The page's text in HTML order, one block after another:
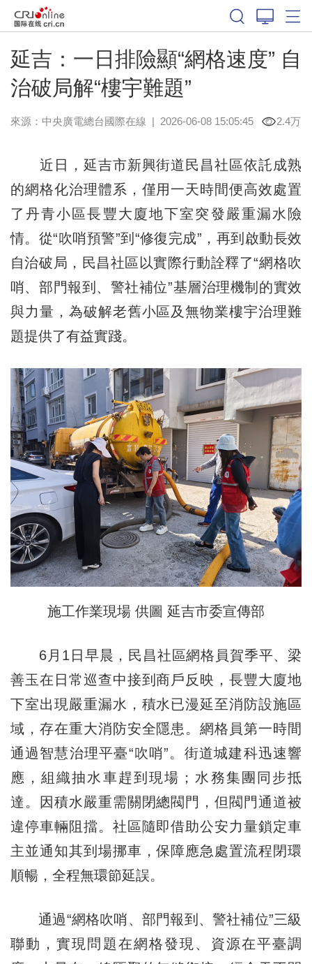
延吉：一日排險顯“網格速度” 自
治破局解“樓宇難題”
來源：中央廣電總台國際在線 | 2026-06-08 15:05:45 2.4万
近日，延吉市新興街道民昌社區依託成熟
的網格化治理體系，僅用一天時間便高效處置
了丹青小區長豐大廈地下室突發嚴重漏水險
情。從“吹哨預警”到“修復完成”，再到啟動長效
自治破局，民昌社區以實際行動詮釋了“網格吹
哨、部門報到、警社補位”基層治理機制的實效
與力量，為破解老舊小區及無物業樓宇治理難
題提供了有益實踐。
施工作業現場 供圖 延吉市委宣傳部
6月1日早晨，民昌社區網格員賀季平、梁
善玉在日常巡查中接到商戶反映，長豐大廈地
下室出現嚴重漏水，積水已漫延至消防設施區
域，存在重大消防安全隱患。網格員第一時間
通過智慧治理平臺“吹哨”。街道城建科迅速響
應，組織抽水車趕到現場；水務集團同步抵
達。因積水嚴重需關閉總閥門，但閥門通道被
違停車輛阻擋。社區隨即借助公安力量鎖定車
主並通知其到場挪車，保障應急處置流程閉環
順暢，全程無環節延誤。
通過“網格吹哨、部門報到、警社補位”三級
聯動，實現問題在網格發現、資源在平臺調